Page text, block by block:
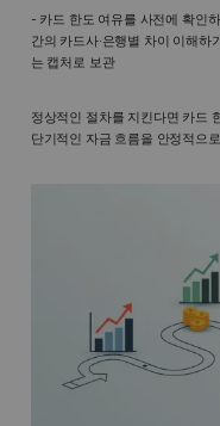
- 카드 한도 여유를 사전에 확인
간의 카드사·은행별 차이 이해
는 캡처로 보관
정상적인 절차를 지킨다면 카드
단기적인 자금 흐름을 안정적으